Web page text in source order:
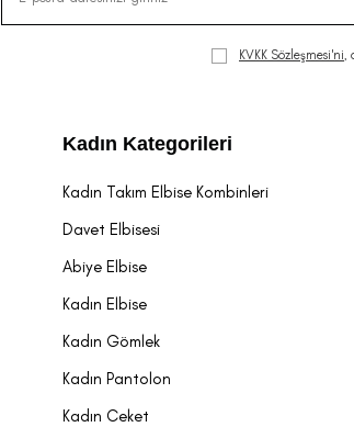
KVKK Sözleşmesi'ni,
Kadın Kategorileri
Kadın Takım Elbise Kombinleri
Davet Elbisesi
Abiye Elbise
Kadın Elbise
Kadın Gömlek
Kadın Pantolon
Kadın Ceket